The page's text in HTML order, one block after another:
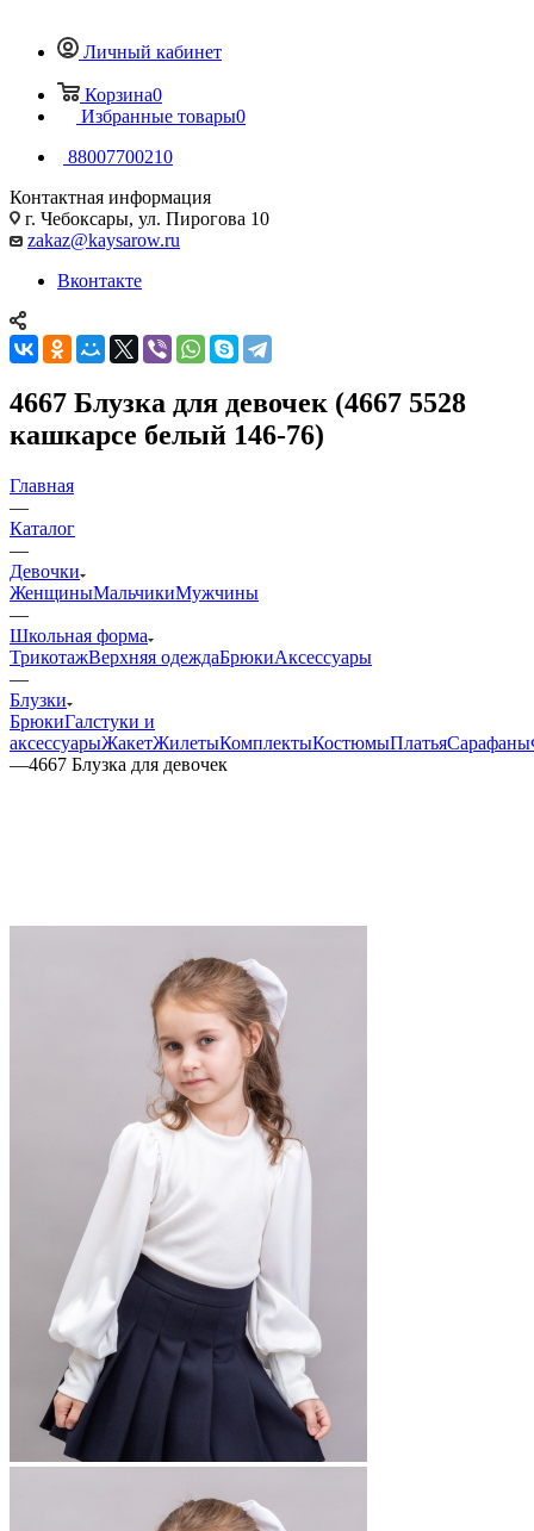
Личный кабинет
Корзина0
Избранные товары0
88007700210
Контактная информация
г. Чебоксары, ул. Пирогова 10
zakaz@kaysarow.ru
Вконтакте
4667 Блузка для девочек (4667 5528
кашкарсе белый 146-76)
Главная
—
Каталог
—
Девочки
ЖенщиныМальчикиМужчины
—
Школьная форма
ТрикотажВерхняя одеждаБрюкиАксессуары
—
Блузки
БрюкиГалстуки и
аксессуарыЖакетЖилетыКомплектыКостюмыПлатьяСарафаны
—4667 Блузка для девочек